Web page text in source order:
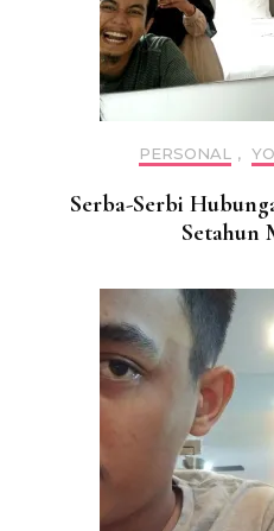
PERSONAL ,
Serba-Serbi
Setahun